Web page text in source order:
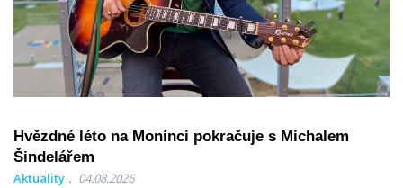
Hvězdné léto na Monínci pokračuje s Michalem
Šindelářem
Aktuality 04.08.2026